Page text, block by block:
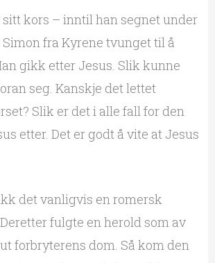
sitt kors – inntil han segnet under
Simon fra Kyrene tvunget til å
gikk etter Jesus. Slik kunne
seg. Kanskje det lettet
Slik er det i alle fall for den
etter. Det er godt å vite at Jesus
det vanligvis en romersk
fulgte en herold som av
forbryterens dom. Så kom den